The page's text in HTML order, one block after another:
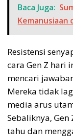
Baca Juga:
Kemanusiaan
Resistensi
cara Gen Z hari
mencari
Mereka tidak
media arus
Sebaliknya,
tahu dan